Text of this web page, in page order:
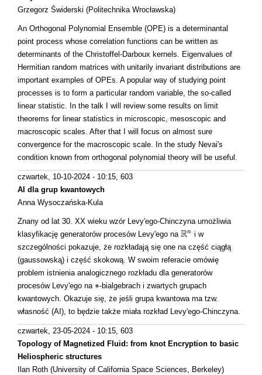
Grzegorz Świderski (Politechnika Wrocławska)
An Orthogonal Polynomial Ensemble (OPE) is a determinantal
point process whose correlation functions can be written as
determinants of the Christoffel-Darboux kernels. Eigenvalues of
Hermitian random matrices with unitarily invariant distributions are
important examples of OPEs. A popular way of studying point
processes is to form a particular random variable, the so-called
linear statistic. In the talk I will review some results on limit
theorems for linear statistics in microscopic, mesoscopic and
macroscopic scales. After that I will focus on almost sure
convergence for the macroscopic scale. In the study Nevai's
condition known from orthogonal polynomial theory will be useful.
czwartek, 10-10-2024 - 10:15, 603
AI dla grup kwantowych
Anna Wysoczańska-Kula
Znany od lat 30. XX wieku wzór Levy'ego-Chinczyna umożliwia
klasyfikację generatorów procesów Levy'ego na Rn
Rn i w
szczególności pokazuje, że rozkładają się one na część ciągłą
(gaussowską) i część skokową. W swoim referacie omówię
problem istnienia analogicznego rozkładu dla generatorów
procesów Levy'ego na ∗
∗-bialgebrach i zwartych grupach
kwantowych. Okazuje się, że jeśli grupa kwantowa ma tzw.
własność (AI), to będzie także miała rozkład Levy'ego-Chinczyna.
czwartek, 23-05-2024 - 10:15, 603
Topology of Magnetized Fluid: from knot Encryption to basic
Heliospheric structures
Ilan Roth (University of California Space Sciences, Berkeley)